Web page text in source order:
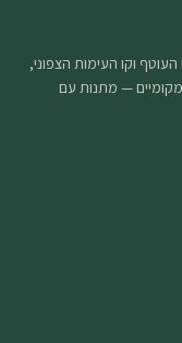
וקו העימות הצפוני,
מקומיים — מתנות עם